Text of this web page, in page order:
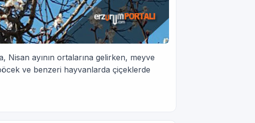
ayının ortalarına gelirken, meyve
ve benzeri hayvanlarda çiçeklerde